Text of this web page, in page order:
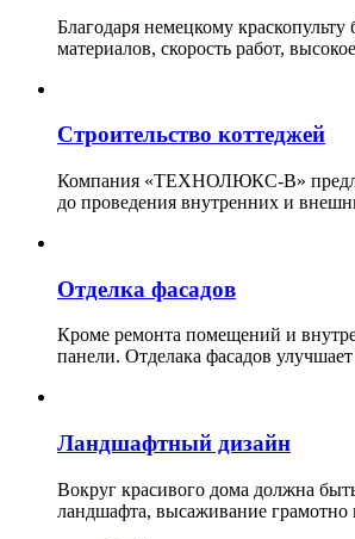
Благодаря немецкому
материалов, скорость работ,
Строительство коттеджей
Компания «ТЕХНОЛЮКС-В»
до проведения внутренних и
Отделка фасадов
Кроме ремонта помещений и
панели. Отделака фасадов
Ландшафтный дизайн
Вокруг красивого дома должна
ландшафта, высаживание